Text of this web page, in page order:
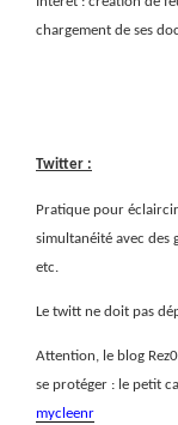
chargement de ses
Twitter :
Pratique pour
simultanéité avec des
etc.
Le twitt ne doit pas
Attention, le blog
se protéger : le petit
mycleenr